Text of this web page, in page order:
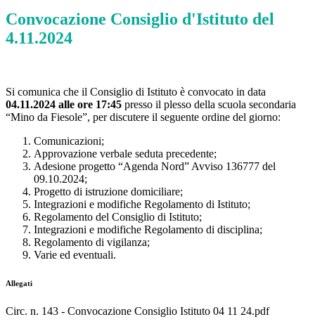
Convocazione Consiglio d'Istituto del
4.11.2024
Si comunica che il Consiglio di Istituto è convocato in data
04.11.2024 alle ore 17:45 presso il plesso della scuola secondaria
“Mino da Fiesole”, per discutere il seguente ordine del giorno:
Comunicazioni;
Approvazione verbale seduta precedente;
Adesione progetto “Agenda Nord” Avviso 136777 del
09.10.2024;
Progetto di istruzione domiciliare;
Integrazioni e modifiche Regolamento di Istituto;
Regolamento del Consiglio di Istituto;
Integrazioni e modifiche Regolamento di disciplina;
Regolamento di vigilanza;
Varie ed eventuali.
Allegati
Circ. n. 143 - Convocazione Consiglio Istituto 04 11 24.pdf